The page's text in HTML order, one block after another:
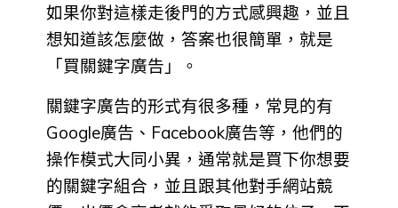
如果你對這樣走後門的方式感興趣，並且
想知道該怎麼做，答案也很簡單，就是
「買關鍵字廣告」。
關鍵字廣告的形式有很多種，常見的有
Google廣告、Facebook廣告等，他們的
操作模式大同小異，通常就是買下你想要
的關鍵字組合，並且跟其他對手網站競